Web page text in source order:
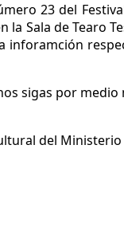
23 del
de Tearo
sigas por
del